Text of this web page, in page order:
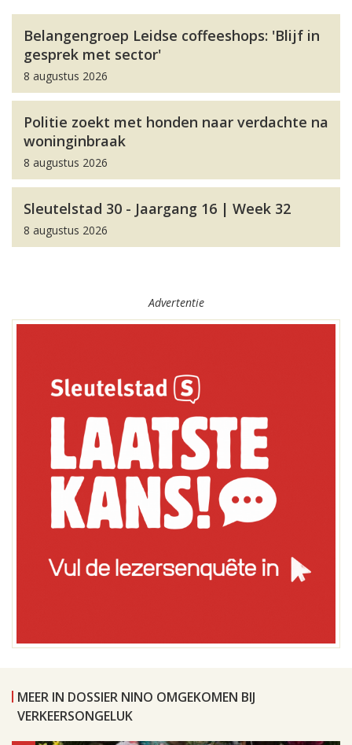
Belangengroep Leidse coffeeshops: 'Blijf in
gesprek met sector'
8 augustus 2026
Politie zoekt met honden naar verdachte na
woninginbraak
8 augustus 2026
Sleutelstad 30 - Jaargang 16 | Week 32
8 augustus 2026
Advertentie
MEER IN DOSSIER NINO OMGEKOMEN BIJ
VERKEERSONGELUK